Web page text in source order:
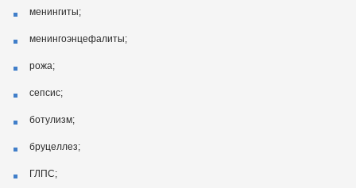
менингиты;
менингоэнцефалиты;
рожа;
сепсис;
ботулизм;
бруцеллез;
ГЛПС;